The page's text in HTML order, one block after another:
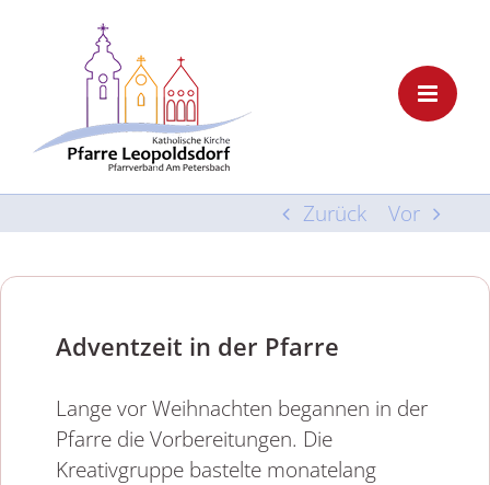
Zurück Vor
Adventzeit in der Pfarre
Lange vor Weihnachten begannen in der
Pfarre die Vorbereitungen. Die
Kreativgruppe bastelte monatelang